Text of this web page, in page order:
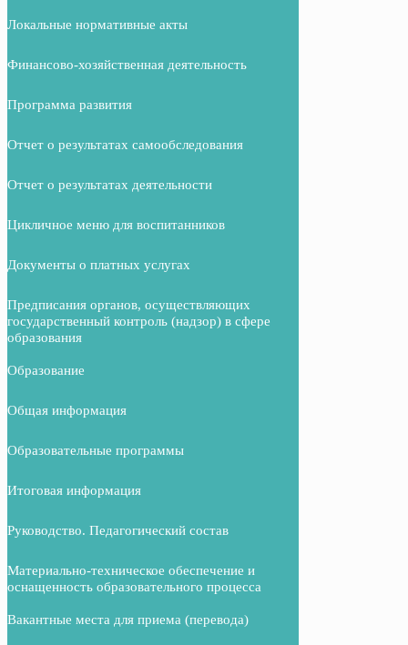
Локальные нормативные акты
Финансово-хозяйственная деятельность
Программа развития
Отчет о результатах самообследования
Отчет о результатах деятельности
Цикличное меню для воспитанников
Документы о платных услугах
Предписания органов, осуществляющих
государственный контроль (надзор) в сфере
образования
Образование
Общая информация
Образовательные программы
Итоговая информация
Руководство. Педагогический состав
Материально-техническое обеспечение и
оснащенность образовательного процесса
Вакантные места для приема (перевода)